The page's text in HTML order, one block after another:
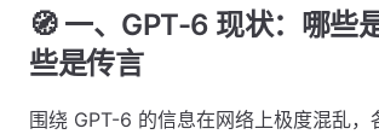
🧭 一、GPT-6 现状：哪些
些是传言
围绕 GPT-6 的信息在网络上极度混乱，